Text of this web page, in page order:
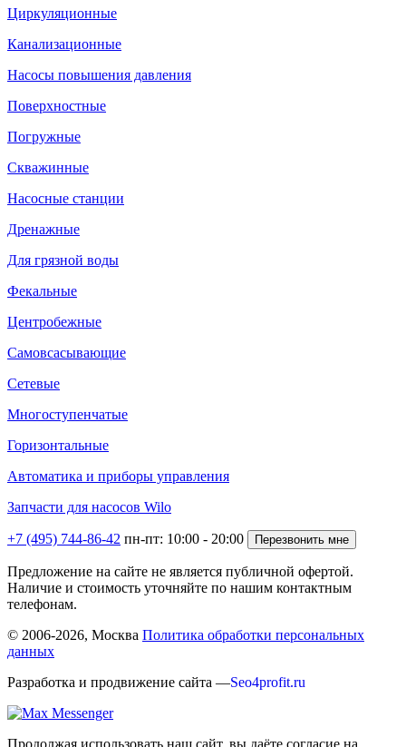
Циркуляционные
Канализационные
Насосы повышения давления
Поверхностные
Погружные
Скважинные
Насосные станции
Дренажные
Для грязной воды
Фекальные
Центробежные
Самовсасывающие
Сетевые
Многоступенчатые
Горизонтальные
Автоматика и приборы управления
Запчасти для насосов Wilo
+7 (495) 744-86-42 пн-пт: 10:00 - 20:00 Перезвонить мне
Предложение на сайте не является публичной офертой.
Наличие и стоимость уточняйте по нашим контактным
телефонам.
© 2006-2026, Москва Политика обработки персональных
данных
Разработка и продвижение сайта —Seo4profit.ru
Продолжая использовать наш сайт, вы даёте согласие на